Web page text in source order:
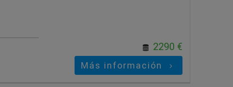
2290 €
Más información